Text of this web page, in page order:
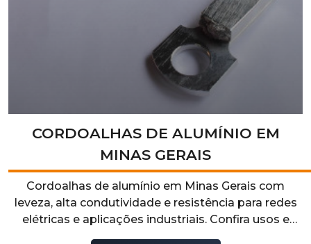
CORDOALHAS DE ALUMÍNIO EM
MINAS GERAIS
Cordoalhas de alumínio em Minas Gerais com
leveza, alta condutividade e resistência para redes
elétricas e aplicações industriais. Confira usos e